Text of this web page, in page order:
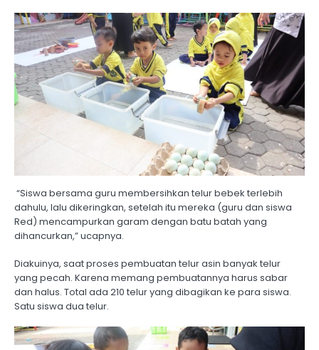
“Siswa bersama guru membersihkan telur bebek terlebih
dahulu, lalu dikeringkan, setelah itu mereka (guru dan siswa
Red) mencampurkan garam dengan batu batah yang
dihancurkan,” ucapnya.
Diakuinya, saat proses pembuatan telur asin banyak telur
yang pecah. Karena memang pembuatannya harus sabar
dan halus. Total ada 210 telur yang dibagikan ke para siswa.
Satu siswa dua telur.